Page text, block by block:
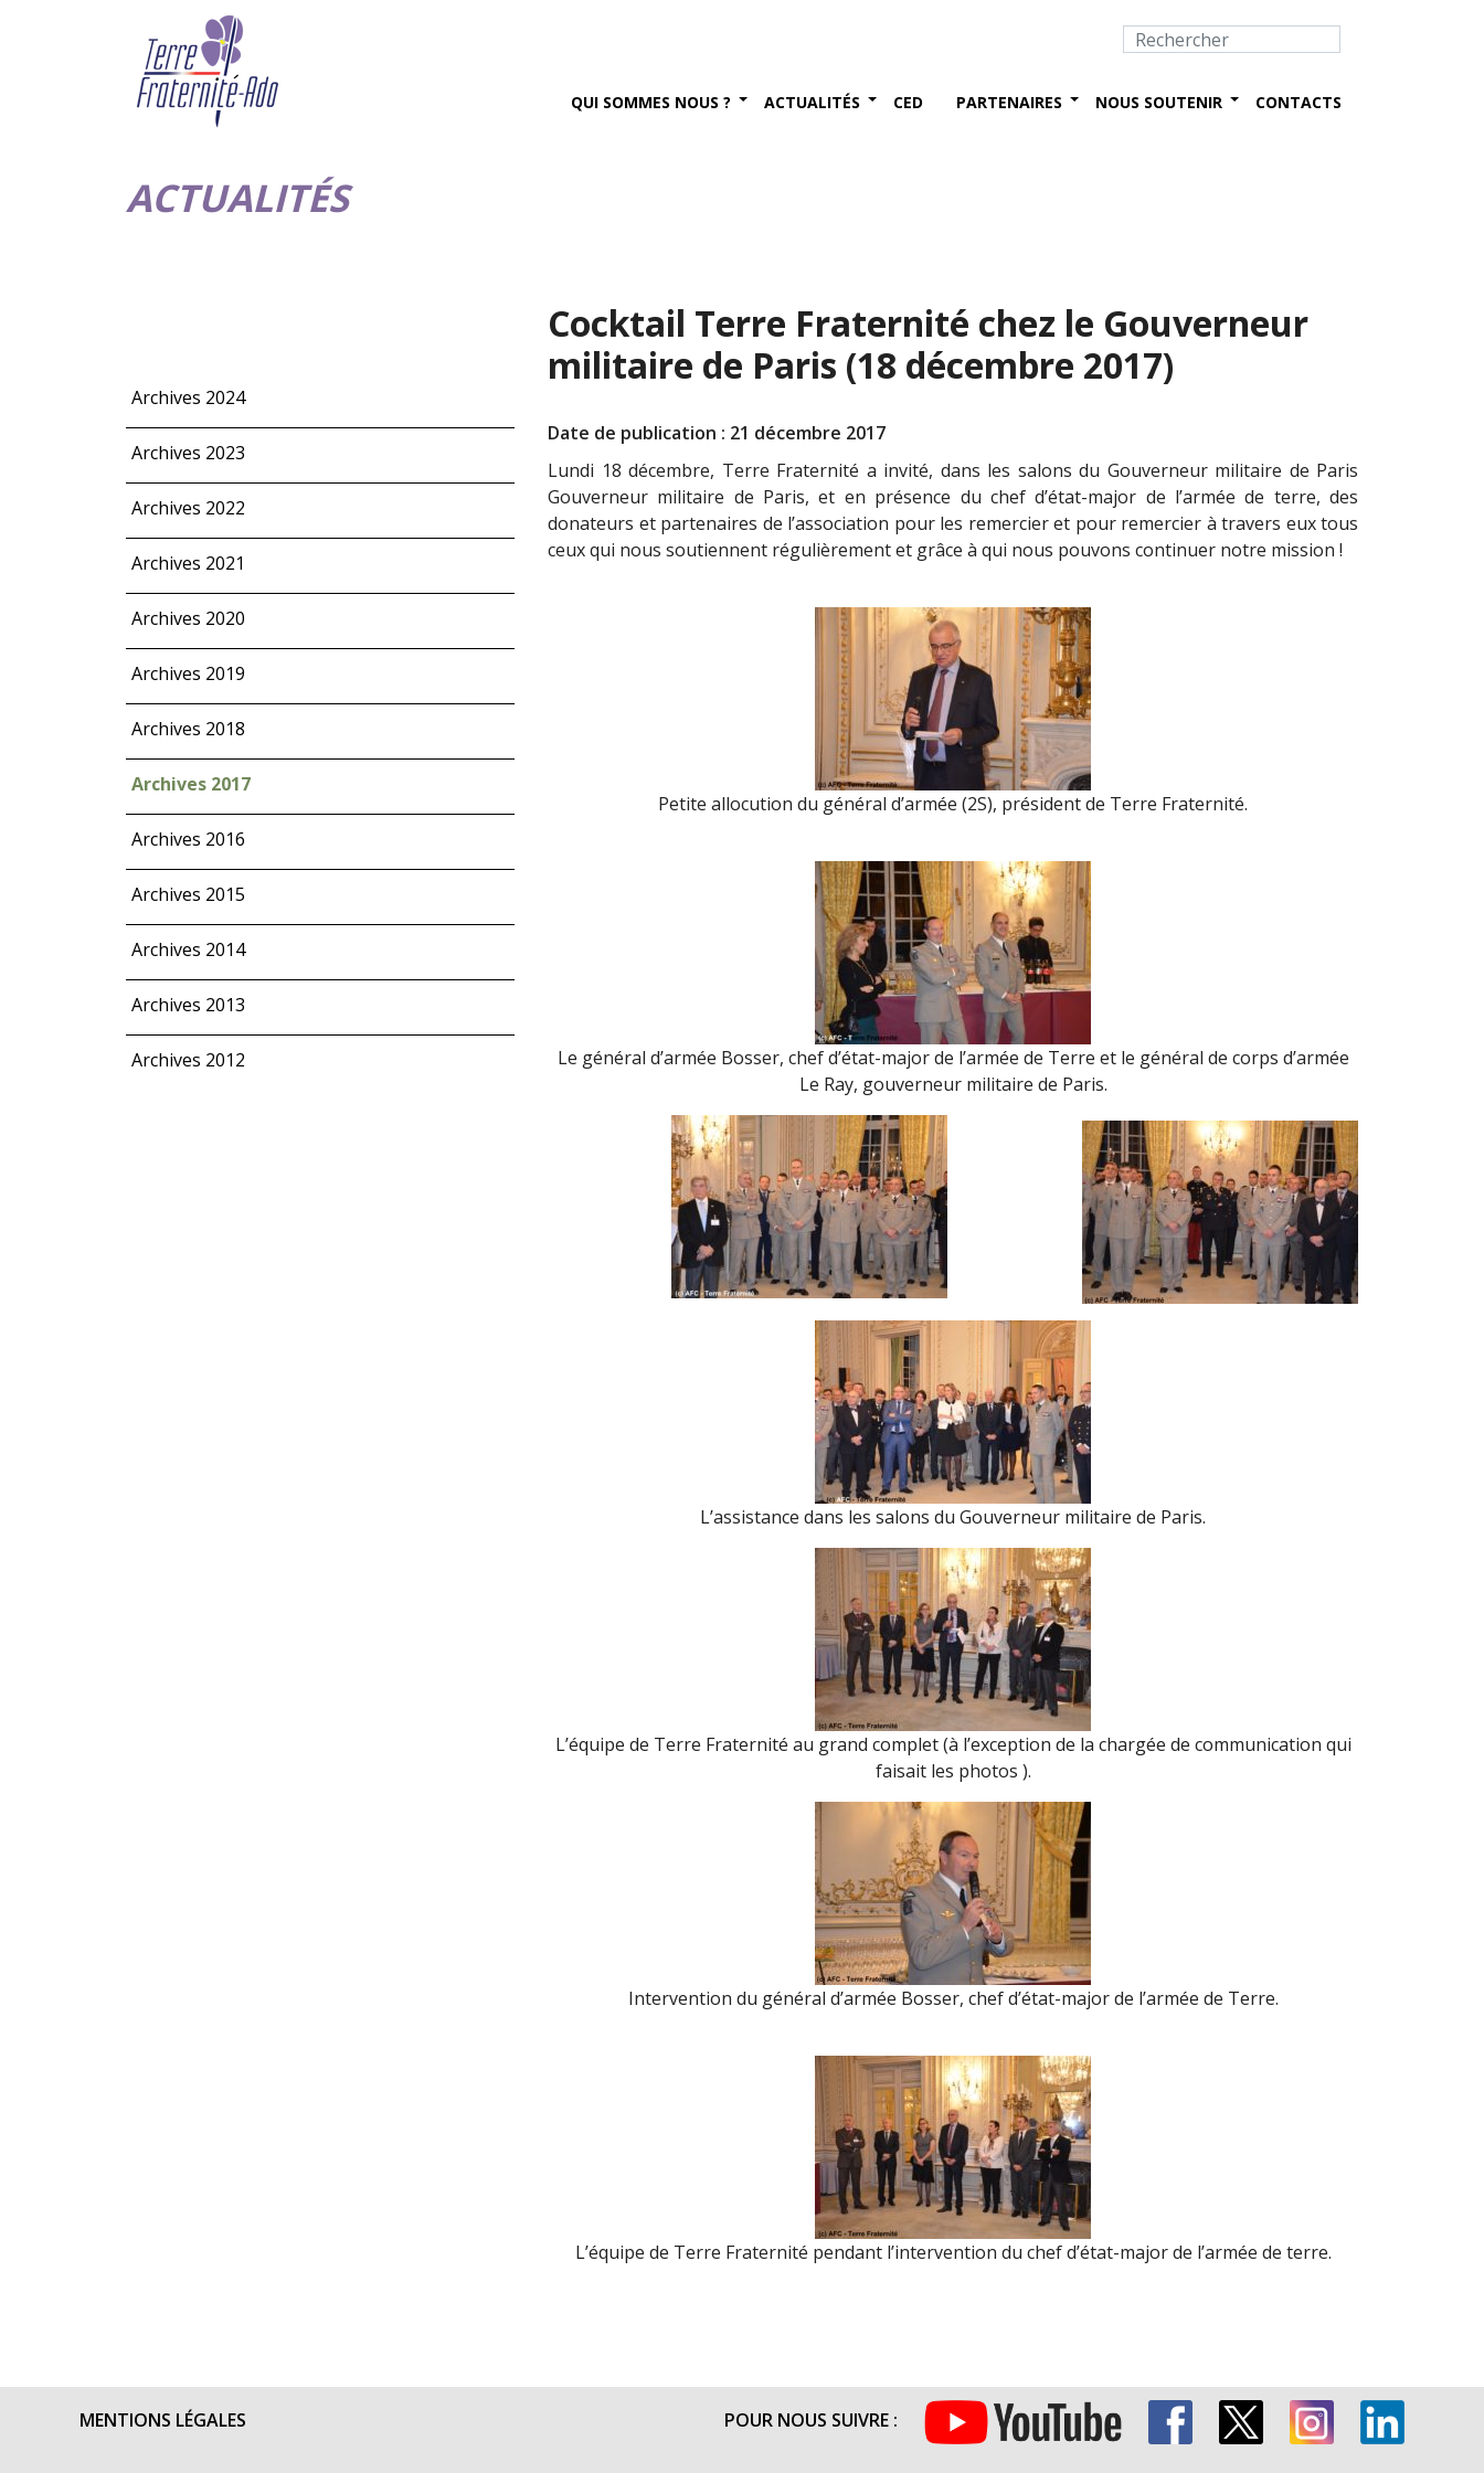
QUI SOMMES NOUS ? ACTUALITÉS CED PARTENAIRES NOUS SOUTENIR CONTACTS
ACTUALITÉS
Archives 2024
Archives 2023
Archives 2022
Archives 2021
Archives 2020
Archives 2019
Archives 2018
Archives 2017
Archives 2016
Archives 2015
Archives 2014
Archives 2013
Archives 2012
Cocktail Terre Fraternité chez le Gouverneur
militaire de Paris (18 décembre 2017)
Date de publication : 21 décembre 2017
Lundi 18 décembre, Terre Fraternité a invité, dans les salons du Gouverneur militaire de Paris
Gouverneur militaire de Paris, et en présence du chef d’état-major de l’armée de terre, des
donateurs et partenaires de l’association pour les remercier et pour remercier à travers eux tous
ceux qui nous soutiennent régulièrement et grâce à qui nous pouvons continuer notre mission !
Petite allocution du général d’armée (2S), président de Terre Fraternité.
Le général d’armée Bosser, chef d’état-major de l’armée de Terre et le général de corps d’armée
Le Ray, gouverneur militaire de Paris.
L’assistance dans les salons du Gouverneur militaire de Paris.
L’équipe de Terre Fraternité au grand complet (à l’exception de la chargée de communication qui
faisait les photos ).
Intervention du général d’armée Bosser, chef d’état-major de l’armée de Terre.
L’équipe de Terre Fraternité pendant l’intervention du chef d’état-major de l’armée de terre.
MENTIONS LÉGALES POUR NOUS SUIVRE :